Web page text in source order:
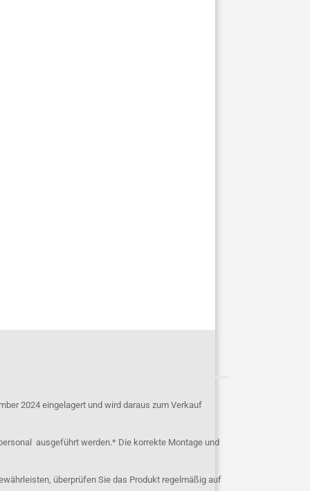
2024 eingelagert und wird daraus zum Verkauf
ausgeführt werden.* Die korrekte Montage und
überprüfen Sie das Produkt regelmäßig auf